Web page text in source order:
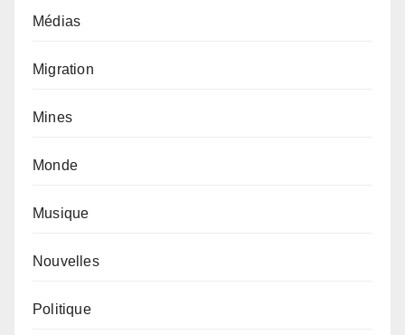
Médias
Migration
Mines
Monde
Musique
Nouvelles
Politique